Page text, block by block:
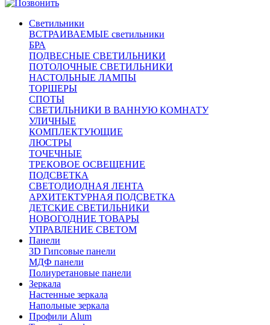
Светильники
ВСТРАИВАЕМЫЕ светильники
БРА
ПОДВЕСНЫЕ СВЕТИЛЬНИКИ
ПОТОЛОЧНЫЕ СВЕТИЛЬНИКИ
НАСТОЛЬНЫЕ ЛАМПЫ
ТОРШЕРЫ
СПОТЫ
СВЕТИЛЬНИКИ В ВАННУЮ КОМНАТУ
УЛИЧНЫЕ
КОМПЛЕКТУЮЩИЕ
ЛЮСТРЫ
ТОЧЕЧНЫЕ
ТРЕКОВОЕ ОСВЕЩЕНИЕ
ПОДСВЕТКА
СВЕТОДИОДНАЯ ЛЕНТА
АРХИТЕКТУРНАЯ ПОДСВЕТКА
ДЕТСКИЕ СВЕТИЛЬНИКИ
НОВОГОДНИЕ ТОВАРЫ
УПРАВЛЕНИЕ СВЕТОМ
Панели
3D Гипсовые панели
МДФ панели
Полиуретановые панели
Зеркала
Настенные зеркала
Напольные зеркала
Профили Alum